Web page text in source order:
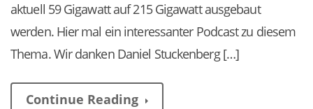
aktuell 59 Gigawatt auf 215 Gigawatt ausgebaut
werden. Hier mal ein interessanter Podcast zu diesem
Thema. Wir danken Daniel Stuckenberg […]
Continue Reading